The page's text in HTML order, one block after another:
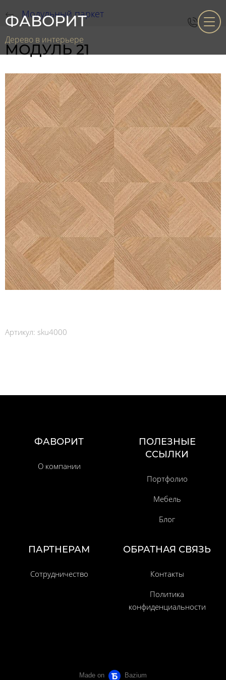
ФАВОРИТ
Дерево в интерьере
Модульный паркет
МОДУЛЬ 21
Артикул: sku4000
ФАВОРИТ
О компании
ПОЛЕЗНЫЕ
ССЫЛКИ
Портфолио
Мебель
Блог
ПАРТНЕРАМ
Сотрудничество
ОБРАТНАЯ СВЯЗЬ
Контакты
Политика
конфиденциальности
Made on Bazium